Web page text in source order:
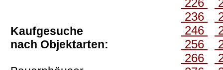
Kaufgesuche
nach Objektarten:
226
236
246
256
266